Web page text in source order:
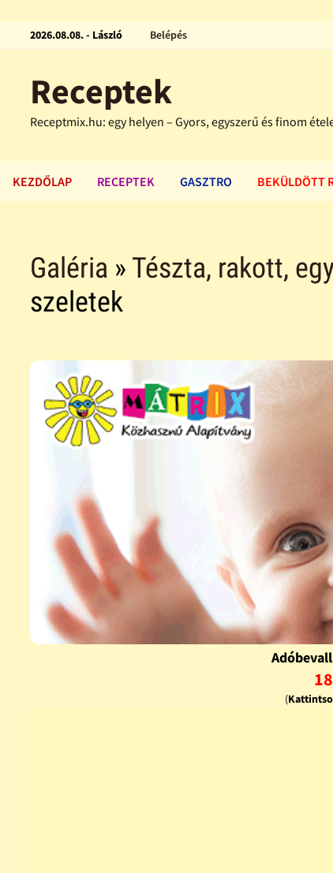
2026.08.08. - László Belépés
Receptek
Receptmix.hu: egy helyen – Gyors, egyszerű és finom
KEZDŐLAP RECEPTEK GASZTRO BEKÜLDÖTT
Galéria » Tészta, rakott,
szeletek
(